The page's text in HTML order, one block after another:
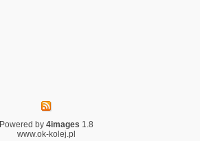
Powered by 4images 1.8
www.ok-kolej.pl